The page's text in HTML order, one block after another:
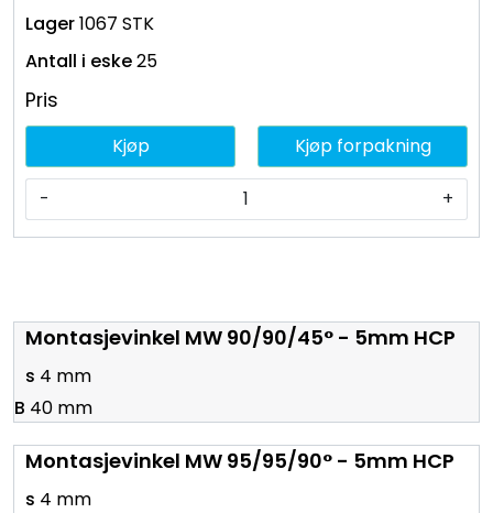
1067 STK
25
Pris
- +
Kjøp Kjøp forpakning
Montasjevinkel MW 90/90/45° - 5mm HCP
4 mm
40 mm
Montasjevinkel MW 95/95/90° - 5mm HCP
4 mm